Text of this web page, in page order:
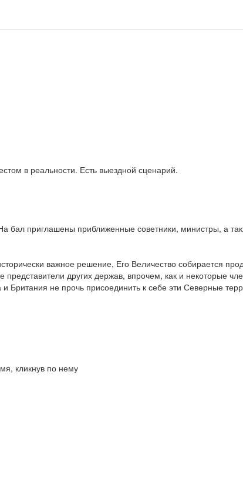
в реальности. Есть выездной сценарий.
бал приглашены приближенные советники, министры, а
важное решение, Его Величество собирается
других держав, впрочем, как и некоторые
не прочь присоединить к себе эти Северные
кликнув по нему